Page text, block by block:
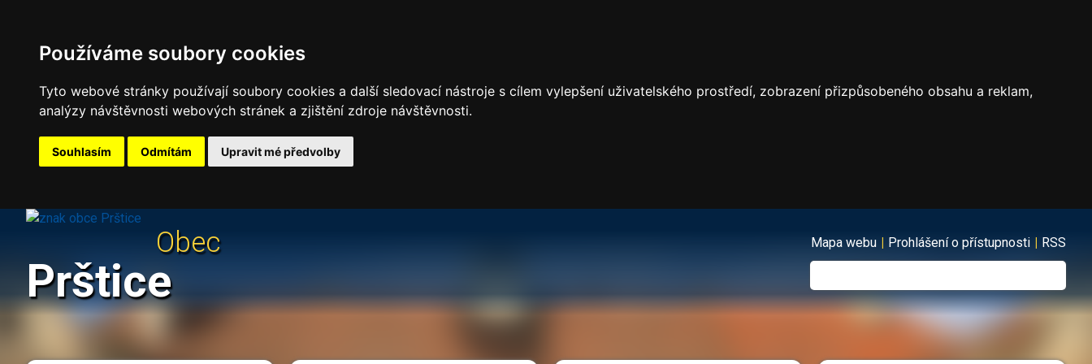
Používáme soubory cookies
Tyto webové stránky používají soubory cookies a další sledovací nástroje s cílem vylepšení uživatelského prostředí, zobrazení přizpůsobeného obsahu a reklam,
analýzy návštěvnosti webových stránek a zjištění zdroje návštěvnosti.
Souhlasím Odmítám Upravit mé předvolby
Obec
Prštice
Mapa webu | Prohlášení o přístupnosti | RSS